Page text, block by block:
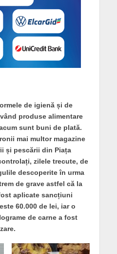
de igienă și de
produse alimentare
sunt buni de plată.
mai multor magazine
și pescării din Piața
zilele trecute, de
descoperite în urma
de grave astfel că la
aplicate sancțiuni
60.000 de lei, iar o
de carne a fost